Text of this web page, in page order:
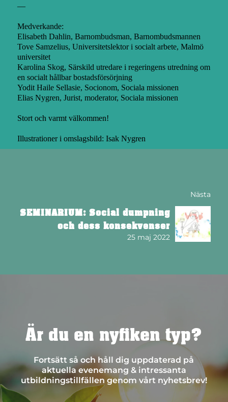
—
Medverkande:
Elisabeth Dahlin, Barnombudsman, Barnombudsmannen
Tove Samzelius, Universitetslektor i socialt arbete, Malmö
universitet
Karolina Skog, Särskild utredare i regeringens utredning om
en socialt hållbar bostadsförsörjning
Yodit Haile Sellasie, Socionom, Sociala missionen
Elias Nygren, Jurist, moderator, Sociala missionen
Stort och varmt välkommen!
Illustrationer i omslagsbild: Isak Nygren
Nästa
SEMINARIUM: Social dumpning
och dess konsekvenser
25 maj 2022
Är du en nyfiken typ?
Fortsätt så och håll dig uppdaterad på
aktuella evenemang & intressanta
utbildningstillfällen genom vårt nyhetsbrev!